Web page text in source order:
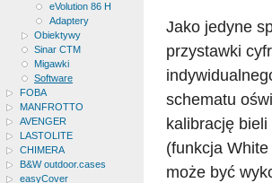
eVolution 86 H
Adaptery
Obiektywy
Sinar CTM
Migawki
Software
FOBA
MANFROTTO
AVENGER
LASTOLITE
CHIMERA
B&W outdoor.cases
easyCover
Jako jedyne
przystawki
schematu
kalibrację
(funkcja
może być